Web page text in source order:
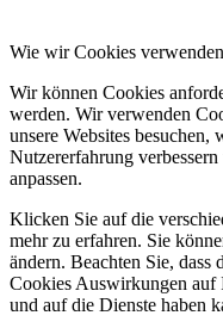
Wie wir Cookies verwenden
Wir können Cookies
werden. Wir verwenden
unsere Websites
Nutzererfahrung
anpassen.
Klicken Sie auf die
mehr zu erfahren. Sie
ändern. Beachten Sie,
Cookies Auswirkungen auf
und auf die Dienste haben